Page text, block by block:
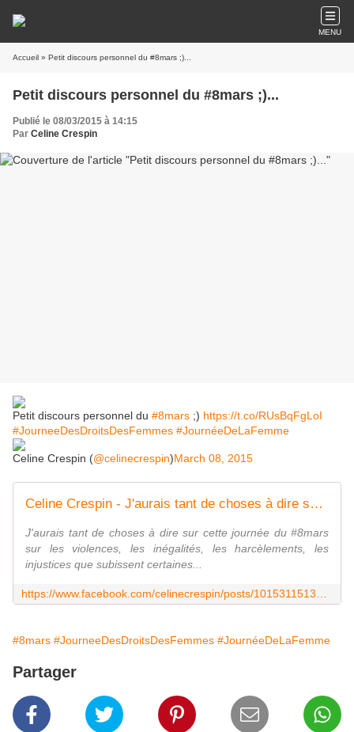
MENU
Accueil » Petit discours personnel du #8mars ;)...
Petit discours personnel du #8mars ;)...
Publié le 08/03/2015 à 14:15
Par Celine Crespin
Petit discours personnel du #8mars ;) https://t.co/RUsBqFgLoI
#JourneeDesDroitsDesFemmes #JournéeDeLaFemme
Celine Crespin (@celinecrespin)March 08, 2015
Celine Crespin - J'aurais tant de choses à dire sur cette... | Facebook
J'aurais tant de choses à dire sur cette journée du #8mars
sur les violences, les inégalités, les harcèlements, les
injustices que subissent certaines...
#8mars #JourneeDesDroitsDesFemmes #JournéeDeLaFemme
Partager